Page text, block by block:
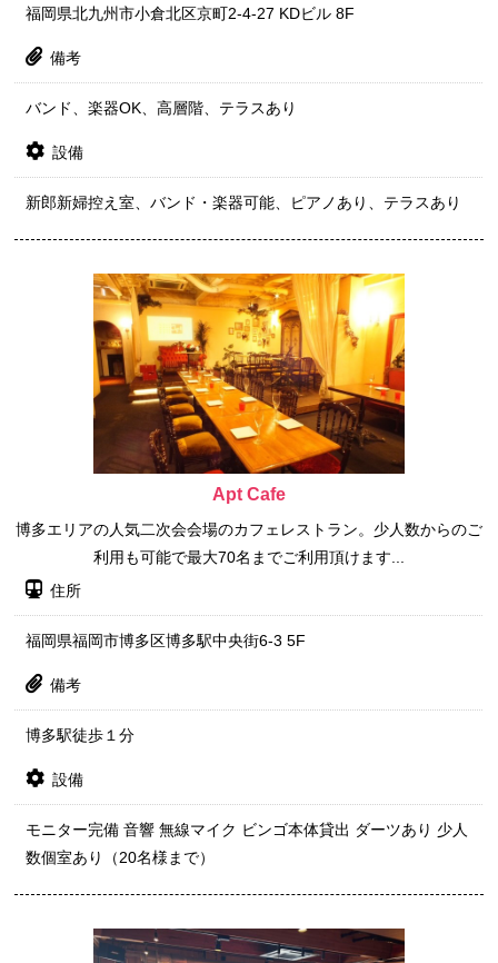
福岡県北九州市小倉北区京町2-4-27 KDビル 8F
備考
バンド、楽器OK、高層階、テラスあり
設備
新郎新婦控え室、バンド・楽器可能、ピアノあり、テラスあり
Apt Cafe
博多エリアの人気二次会会場のカフェレストラン。少人数からのご
利用も可能で最大70名までご利用頂けます...
住所
福岡県福岡市博多区博多駅中央街6-3 5F
備考
博多駅徒歩１分
設備
モニター完備 音響 無線マイク ビンゴ本体貸出 ダーツあり 少人
数個室あり（20名様まで）